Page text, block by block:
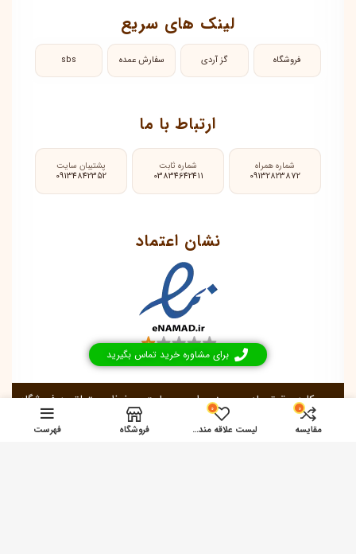
برای مشاوره خرید تماس بگیرید
لینک های سریع
فروشگاه گز آردی سفارش عمده sbs
ارتباط با ما
شماره همراه
09132823872
شماره ثابت
03834642411
پشتیبان سایت
09134842352
نشان اعتماد
کلیه حقوق مادی و معنوی این وبسایت محفوظ و متعلق به فروشگاه
گز فردوس
ferdowsgaz.com© 2026 می‌باشد. 0
مقایسه
0
لیست علاقه مندی ها فروشگاه فهرست